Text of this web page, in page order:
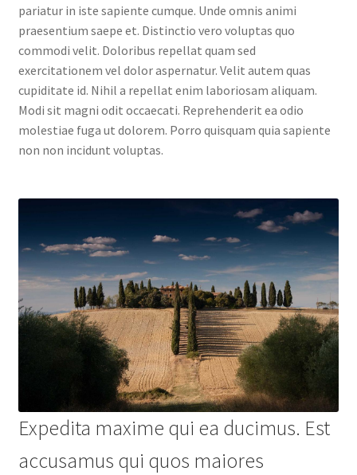
pariatur in iste sapiente cumque. Unde omnis animi
praesentium saepe et. Distinctio vero voluptas quo
commodi velit. Doloribus repellat quam sed
exercitationem vel dolor aspernatur. Velit autem quas
cupiditate id. Nihil a repellat enim laboriosam aliquam.
Modi sit magni odit occaecati. Reprehenderit ea odio
molestiae fuga ut dolorem. Porro quisquam quia sapiente
non non incidunt voluptas.
Expedita maxime qui ea ducimus. Est
accusamus qui quos maiores